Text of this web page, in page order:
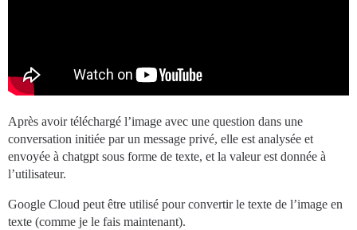
Après avoir téléchargé l’image avec une question dans une
conversation initiée par un message privé, elle est analysée et
envoyée à chatgpt sous forme de texte, et la valeur est donnée à
l’utilisateur.
Google Cloud peut être utilisé pour convertir le texte de l’image en
texte (comme je le fais maintenant).